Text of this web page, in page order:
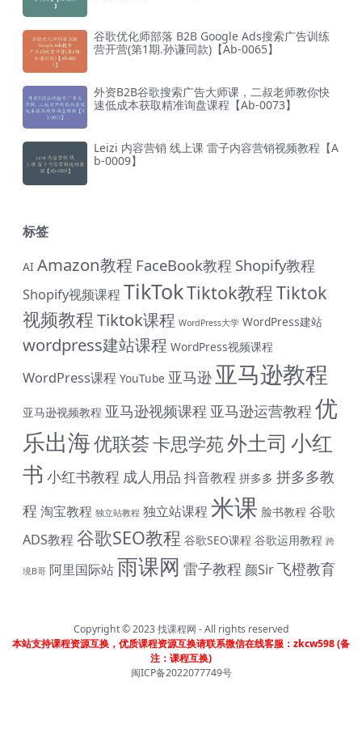
谷歌优化师部落 B2B Google Ads搜索广告训练
营开营(第1期.孙谦同款)【Ab-0065】
外资B2B谷歌搜索广告大师课，二叔老师教你快
速低成本获取精准询盘课程【Ab-0073】
Leizi 内容营销 线上课 雷子内容营销视频教程【A
b-0009】
标签
AI Amazon教程 FaceBook教程 Shopify教程
Shopify视频课程 TikTokTiktok教程Tiktok
视频教程Tiktok课程 WordPress大学 WordPress建站
wordpress建站课程 WordPress视频课程
WordPress课程 YouTube 亚马逊 亚马逊教程
亚马逊视频教程 亚马逊视频课程 亚马逊运营教程 优
乐出海优联荟卡思学苑外土司 小红
书 小红书教程 成人用品 抖音教程 拼多多 拼多多教
程 淘宝教程 独立站教程 独立站课程 米课 脸书教程 谷歌
ADS教程 谷歌SEO教程 谷歌SEO课程 谷歌运用教程 跨
境B哥 阿里国际站雨课网 雷子教程 颜Sir飞橙教育
Copyright © 2023找课程网 - All rights reserved
本站支持课程资源互换，优质课程资源互换请联系微信在线客服：zkcw598 (备
注：课程互换)
闽ICP备2022077749号
# 与君同行 共赴前程 购课钜惠 #
终身SVIP会员限时 1399 元（原价1999元）| 《外土司全系